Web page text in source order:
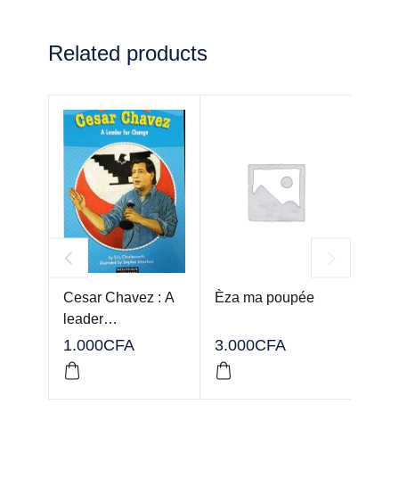
Related products
Cesar Chavez : A
leader…
1.000CFA
Èza ma poupée
3.000CFA